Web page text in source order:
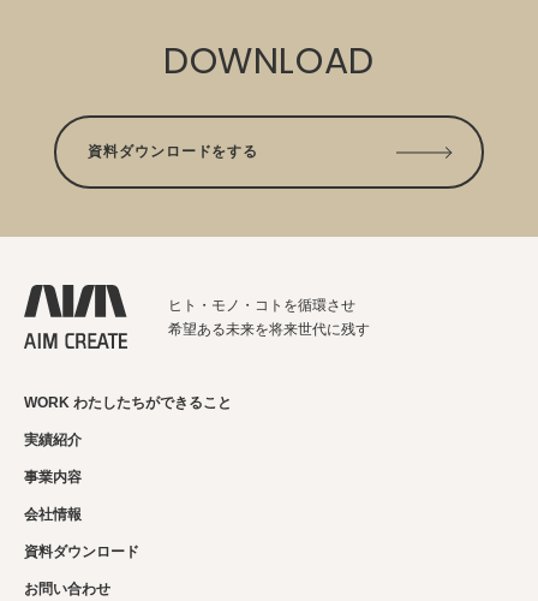
DOWNLOAD
資料ダウンロードをする
ヒト・モノ・コトを循環させ
希望ある未来を将来世代に残す
WORK わたしたちができること
実績紹介
事業内容
会社情報
資料ダウンロード
お問い合わせ